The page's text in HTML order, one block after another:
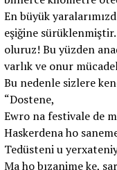
En büyük
eşiğine
oluruz! Bu yüzden
varlık ve onur
Bu nedenle sizlere
“Dostene,
Ewro na festivale de
Haskerdena ho
Tedüsteni u
Ma ho bızanime ke,